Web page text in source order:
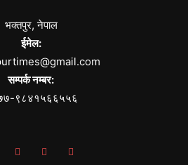
भक्तपुर, नेपाल
ईमेल:
सम्पर्क नम्बर:
९८४१५६६५५६